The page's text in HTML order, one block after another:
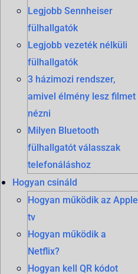
Legjobb Sennheiser
fülhallgatók
Legjobb vezeték nélküli
fülhallgatók
3 házimozi rendszer,
amivel élmény lesz filmet
nézni
Milyen Bluetooth
fülhallgatót válasszak
telefonáláshoz
Hogyan csináld
Hogyan működik az Apple
tv
Hogyan működik a
Netflix?
Hogyan kell QR kódot